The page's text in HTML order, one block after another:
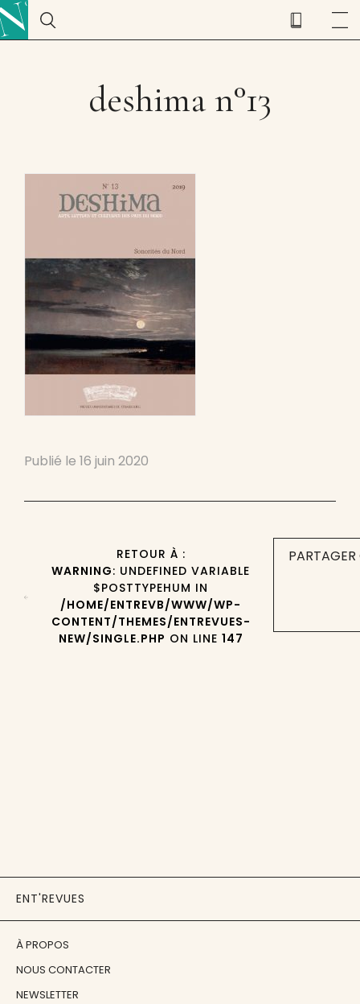
deshima n°13
Publié le 16 juin 2020
RETOUR À :
WARNING: UNDEFINED VARIABLE
$POSTTYPEHUM IN
/HOME/ENTREVB/WWW/WP-
CONTENT/THEMES/ENTREVUES-
NEW/SINGLE.PHP ON LINE 147
ENT'REVUES
À PROPOS
NOUS CONTACTER
NEWSLETTER